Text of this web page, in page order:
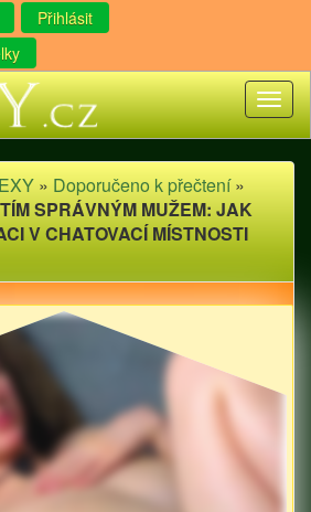
Přihlásit
» Doporučeno k přečtení»
SPRÁVNÝM MUŽEM: JAK
V CHATOVACÍ MÍSTNOSTI